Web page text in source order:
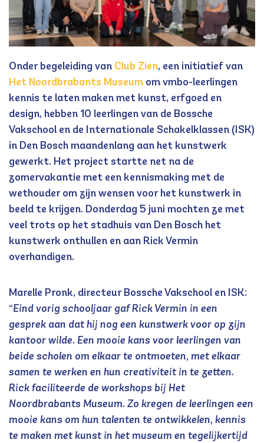
Onder begeleiding van Club Zien, een initiatief van
Het Noordbrabants Museum om vmbo-leerlingen
kennis te laten maken met kunst, erfgoed en
design, hebben 10 leerlingen van de Bossche
Vakschool en de Internationale Schakelklassen (ISK)
in Den Bosch maandenlang aan het kunstwerk
gewerkt. Het project startte net na de
zomervakantie met een kennismaking met de
wethouder om zijn wensen voor het kunstwerk in
beeld te krijgen. Donderdag 5 juni mochten ze met
veel trots op het stadhuis van Den Bosch het
kunstwerk onthullen en aan Rick Vermin
overhandigen.
Marelle Pronk, directeur Bossche Vakschool en ISK:
“Eind vorig schooljaar gaf Rick Vermin in een
gesprek aan dat hij nog een kunstwerk voor op zijn
kantoor wilde. Een mooie kans voor leerlingen van
beide scholen om elkaar te ontmoeten, met elkaar
samen te werken en hun creativiteit in te zetten.
Rick faciliteerde de workshops bij Het
Noordbrabants Museum. Zo kregen de leerlingen een
mooie kans om hun talenten te ontwikkelen, kennis
te maken met kunst in het museum en tegelijkertijd